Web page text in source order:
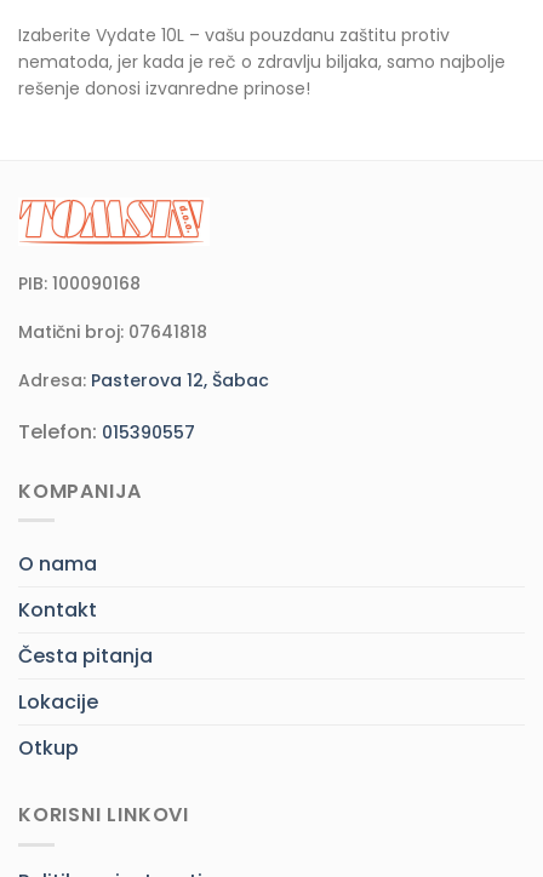
Izaberite Vydate 10L – vašu pouzdanu zaštitu protiv
nematoda, jer kada je reč o zdravlju biljaka, samo najbolje
rešenje donosi izvanredne prinose!
PIB: 100090168
Matični broj: 07641818
Adresa: Pasterova 12, Šabac
Telefon: 015390557
KOMPANIJA
O nama
Kontakt
Česta pitanja
Lokacije
Otkup
KORISNI LINKOVI